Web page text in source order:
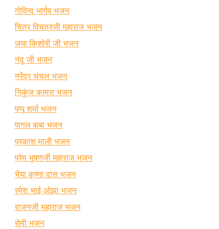
गोविन्द भार्गव भजन
चित्र विचत्रजी महाराज भजन
जया किशोरी जी भजन
नंदू जी भजन
नरेंद्र चंचल भजन
निकुंज कामरा भजन
पप्पू शर्मा भजन
पागल बाबा भजन
प्रकाश माली भजन
प्रेम भूषणजी महाराज भजन
भैया कृष्णा दास भजन
रमेश भाई ओझा भजन
राजनजी महाराज भजन
रोमी भजन